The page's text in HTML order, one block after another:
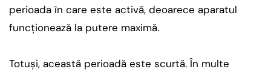
perioada în care este activă, deoarece aparatul
funcționează la putere maximă.
Totuși, această perioadă este scurtă. În multe